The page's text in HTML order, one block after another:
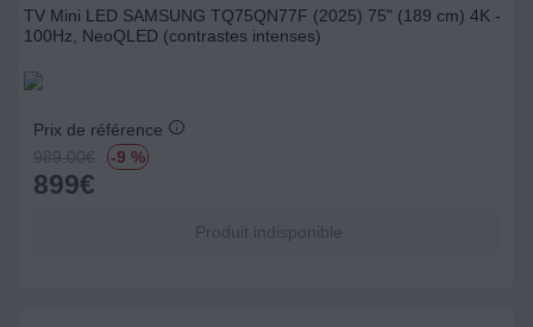
TV Mini LED SAMSUNG TQ75QN77F (2025) 75" (189 cm) 4K -
100Hz, NeoQLED (contrastes intenses)
Prix de référence
989.00€ -9 %
899€
Produit indisponible